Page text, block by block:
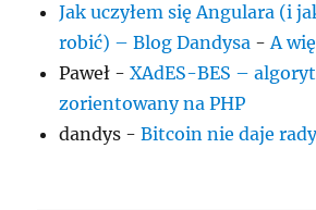
Jak uczyłem się Angulara (i
robić) – Blog Dandysa -A
Paweł -XAdES-BES –
zorientowany na PHP
dandys -Bitcoin nie daje